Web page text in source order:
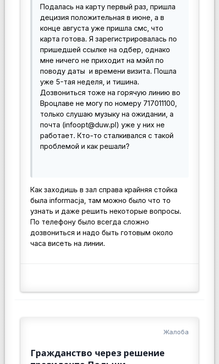
Подалась на карту первый раз, пришла
децизия положительная в июне, а в
конце августа уже пришла смс, что
карта готова. Я зарегистрировалась по
пришедшей ссылке на одбер, однако
мне ничего не приходит на мэйл по
поводу даты и времени визита. Пошла
уже 5-тая неделя, и тишина.
Дозвониться тоже на горячую линию во
Вроцлаве не могу по номеру 717011100,
только слушаю музыку на ожидании, а
почта (infoopt@duw.pl) уже у них не
работает. Кто-то сталкивался с такой
проблемой и как решали?
Как заходишь в зал справа крайняя стойка
была informacja, там можно было что то
узнать и даже решить некоторые вопросы.
По телефону было всегда сложно
дозвониться и надо быть готовым около
часа висеть на линии.
Жалоба
Гражданство через решение